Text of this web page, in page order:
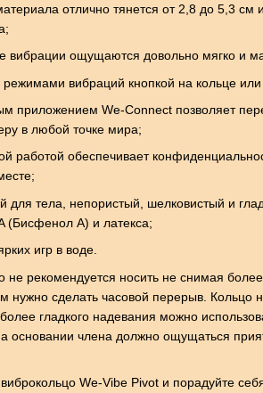
отлично тянется от 2,8 до 5,3 см
вибрации ощущаются довольно мягко и
режимами вибраций кнопкой на кольце
приложением We-Connect позволяет
в любой точке мира;
работой обеспечивает
для тела, непористый, шелковистый и
(Бисфенол А) и латекса;
игр в воде.
не рекомендуется носить не снимая
сделать часовой перерыв. Кольцо
гладкого надевания можно
основании члена должно ощущаться
We-Vibe Pivot и порадуйте